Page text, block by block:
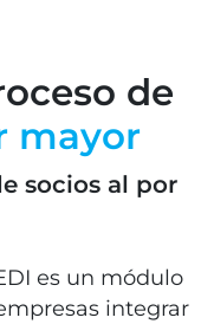
de
mayor
socios al por
es un módulo
integrar